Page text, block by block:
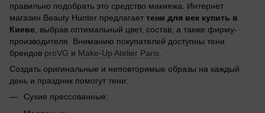
правильно подобрать это средство макияжа. Интернет
магазин Beauty Hunter предлагает тени для век купить в
Киеве, выбрав оптимальный цвет, состав, а также фирму-
производителя. Вниманию покупателей доступны тени
брендов proVG и Make-Up Atelier Paris.
Создать оригинальные и неповторимые образы на каждый
день и праздник помогут тени:
Сухие прессованные;